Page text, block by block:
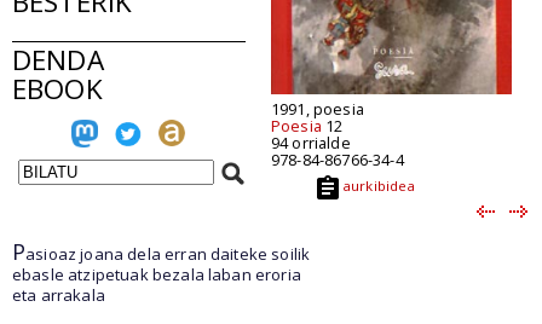
DENDA
EBOOK
1991, poesia
Poesia 12
94 orrialde
978-84-86766-34-4
aurkibidea
Pasioaz joana dela erran daiteke soilik
ebasle atzipetuak bezala laban eroria
eta arrakala